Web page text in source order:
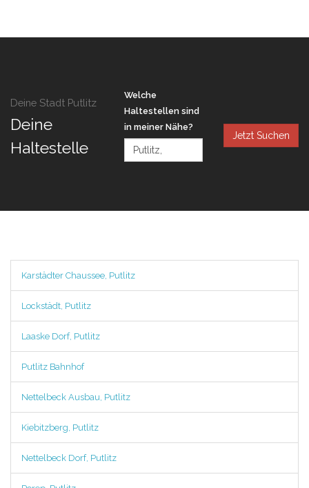
Deine Stadt Putlitz
Deine
Haltestelle
Welche
Haltestellen sind
in meiner Nähe?
Jetzt Suchen
Karstädter Chaussee, Putlitz
Lockstädt, Putlitz
Laaske Dorf, Putlitz
Putlitz Bahnhof
Nettelbeck Ausbau, Putlitz
Kiebitzberg, Putlitz
Nettelbeck Dorf, Putlitz